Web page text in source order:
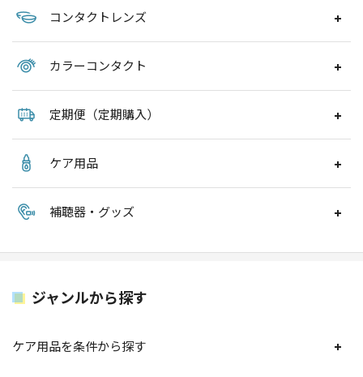
コンタクトレンズ
カラーコンタクト
定期便（定期購入）
ケア用品
補聴器・グッズ
ジャンルから探す
ケア用品を条件から探す